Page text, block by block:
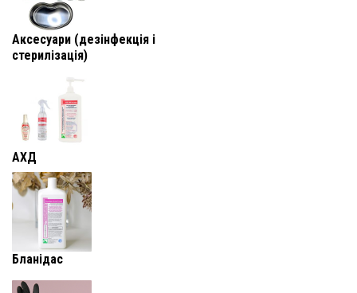
Аксесуари (дезінфекція і
стерилізація)
АХД
Бланідас